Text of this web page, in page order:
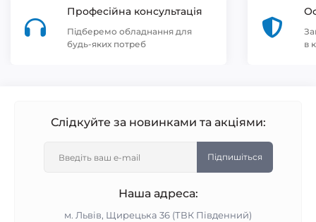
Професійна консультація
Підберемо обладнання для
будь-яких потреб
в
Слідкуйте за новинками та акціями:
Підпишіться
Наша адреса:
м. Львів, Щирецька 36 (ТВК Південний)